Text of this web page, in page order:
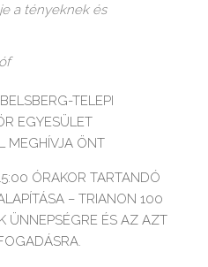
a tényeknek és
TELEPI
EGYESÜLET
MEGHÍVJA ÖNT
ÓRAKOR TARTANDÓ
– TRIANON 100
ÜNNEPSÉGRE ÉS AZ AZT